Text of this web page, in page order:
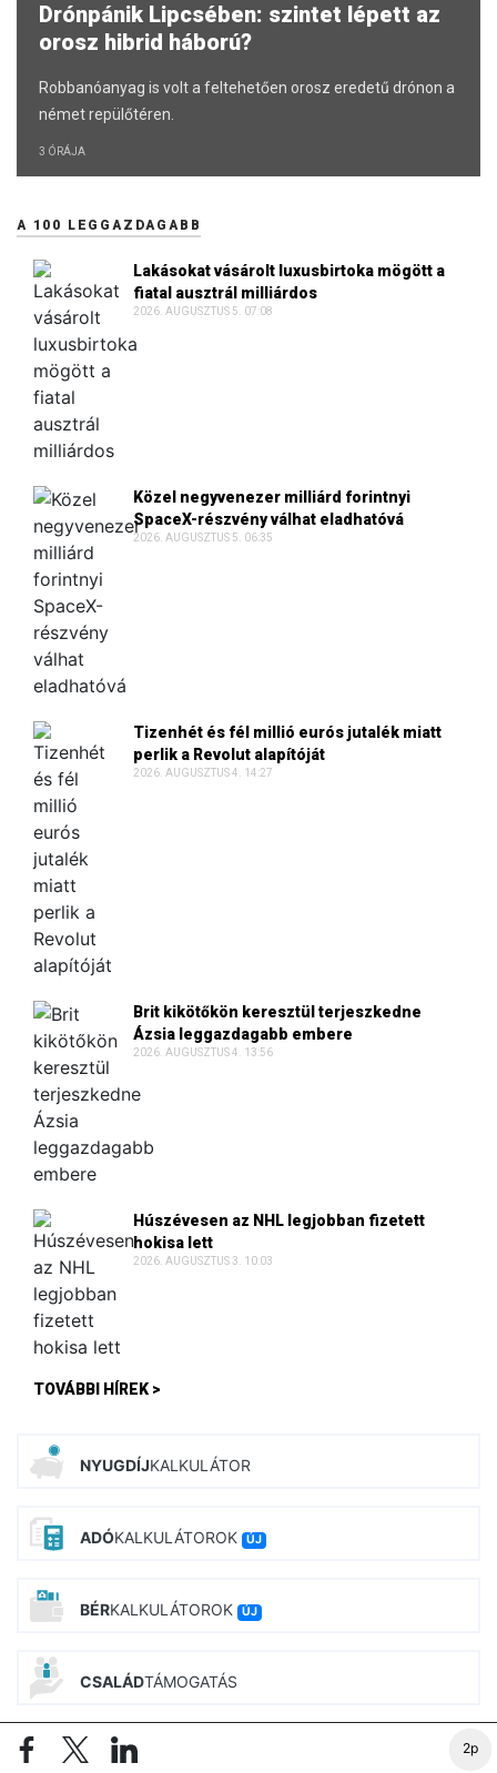
2p
Drónpánik Lipcsében: szintet lépett az
orosz hibrid háború?
Robbanóanyag is volt a feltehetően orosz eredetű drónon a
német repülőtéren.
3 ÓRÁJA
A 100 LEGGAZDAGABB
Lakásokat vásárolt luxusbirtoka mögött a
fiatal ausztrál milliárdos
2026. AUGUSZTUS 5. 07:08
Közel negyvenezer milliárd forintnyi
SpaceX-részvény válhat eladhatóvá
2026. AUGUSZTUS 5. 06:35
Tizenhét és fél millió eurós jutalék miatt
perlik a Revolut alapítóját
2026. AUGUSZTUS 4. 14:27
Brit kikötőkön keresztül terjeszkedne
Ázsia leggazdagabb embere
2026. AUGUSZTUS 4. 13:56
Húszévesen az NHL legjobban fizetett
hokisa lett
2026. AUGUSZTUS 3. 10:03
TOVÁBBI HÍREK >
NYUGDÍJKALKULÁTOR
ADÓKALKULÁTOROK ÚJ
BÉRKALKULÁTOROK ÚJ
CSALÁDTÁMOGATÁS
INGATLAN